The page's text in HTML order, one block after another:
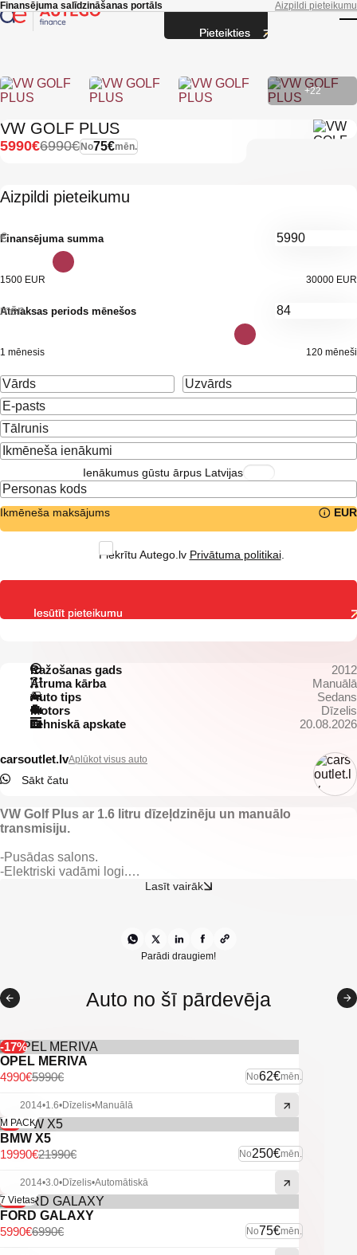
Skip to main content
Finansējuma salīdzināšanas portāls Aizpildi pieteikumu
+22
VW GOLF PLUS
No75€mēn.
6990€
5990€
Aizpildi pieteikumu
Finansējuma summa
€
1500 EUR 30000 EUR
Atmaksas periods mēnešos
mēn.
1 mēnesis 120 mēneši
Ienākumus gūstu ārpus Latvijas
Ikmēneša maksājums EUR
Piekrītu Autego.lv Privātuma politikai.
Ražošanas gads
2012
Ātruma kārba
Manuālā
Auto tips
Sedans
Motors
Dīzelis
Tehniskā apskate
20.08.2026
carsoutlet.lvAplūkot visus auto
Sākt čatu
VW Golf Plus ar 1.6 litru dīzeļdzinēju un manuālo
transmisiju.
-Pusādas salons.
-Elektriski vadāmi logi.
-Priekšējie parkingsensori.
-Tonēti aizmugurējie logi.
-Kruīzkontrole.
Lasīt vairāk
Parādi draugiem!
Auto no šī pārdevēja
-17%
OPEL MERIVA
No62€mēn.
5990€
4990€
2014•1.6•Dīzelis•Manuālā
-9%
M PACK
BMW X5
No250€mēn.
21990€
19990€
2014•3.0•Dīzelis•Automātiskā
-14%
7 Vietas
FORD GALAXY
No75€mēn.
6990€
5990€